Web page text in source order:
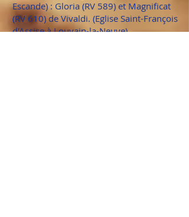
Escande) : Gloria (RV 589) et Magnificat
(RV 610) de Vivaldi. (Eglise Saint-François
d'Assise à Louvain-la-Neuve).